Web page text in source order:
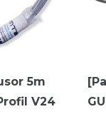
5m
V24